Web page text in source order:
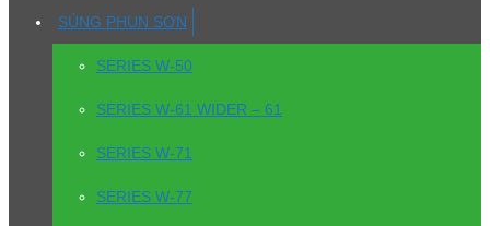
SÚNG PHUN SƠN
SERIES W-50
SERIES W-61 WIDER – 61
SERIES W-71
SERIES W-77